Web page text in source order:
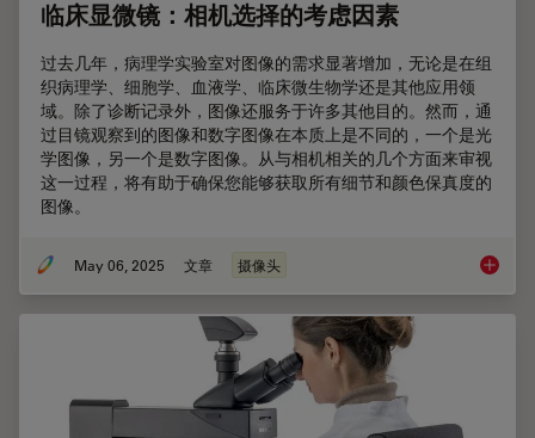
临床显微镜：相机选择的考虑因素
过去几年，病理学实验室对图像的需求显著增加，无论是在组
织病理学、细胞学、血液学、临床微生物学还是其他应用领
域。除了诊断记录外，图像还服务于许多其他目的。然而，通
过目镜观察到的图像和数字图像在本质上是不同的，一个是光
学图像，另一个是数字图像。从与相机相关的几个方面来审视
这一过程，将有助于确保您能够获取所有细节和颜色保真度的
图像。
May 06, 2025 文章 摄像头 临床显